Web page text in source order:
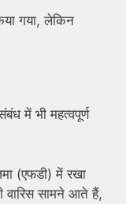
गया, लेकिन
में भी महत्वपूर्ण
(एफडी) में रखा
वारिस सामने आते हैं,